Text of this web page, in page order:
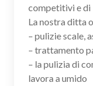
competitivi e di
La nostra ditta
– pulizie scale,
– trattamento
– la pulizia di
lavora a umido